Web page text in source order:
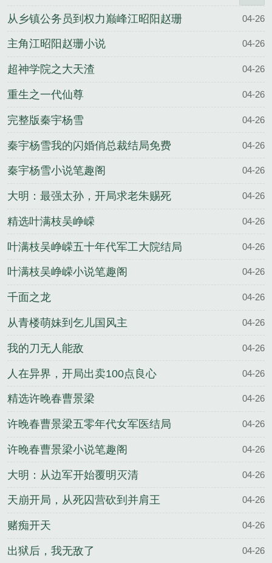
从乡镇公务员到权力巅峰江昭阳赵珊
结局
04-26
主角江昭阳赵珊小说 04-26
超神学院之大天渣 04-26
重生之一代仙尊 04-26
完整版秦宇杨雪 04-26
秦宇杨雪我的闪婚俏总裁结局免费 04-26
秦宇杨雪小说笔趣阁 04-26
大明：最强太孙，开局求老朱赐死 04-26
精选叶满枝吴峥嵘 04-26
叶满枝吴峥嵘五十年代军工大院结局 04-26
叶满枝吴峥嵘小说笔趣阁 04-26
千面之龙 04-26
从青楼萌妹到乞儿国风主 04-26
我的刀无人能敌 04-26
人在异界，开局出卖100点良心 04-26
精选许晚春曹景梁 04-26
许晚春曹景梁五零年代女军医结局 04-26
许晚春曹景梁小说笔趣阁 04-26
大明：从边军开始覆明灭清 04-26
天崩开局，从死囚营砍到并肩王 04-26
赌痴开天 04-26
出狱后，我无敌了 04-26